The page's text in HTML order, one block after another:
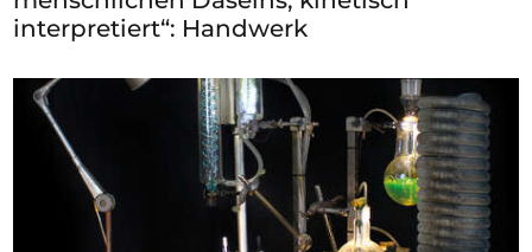
interpretiert“: Handwerk